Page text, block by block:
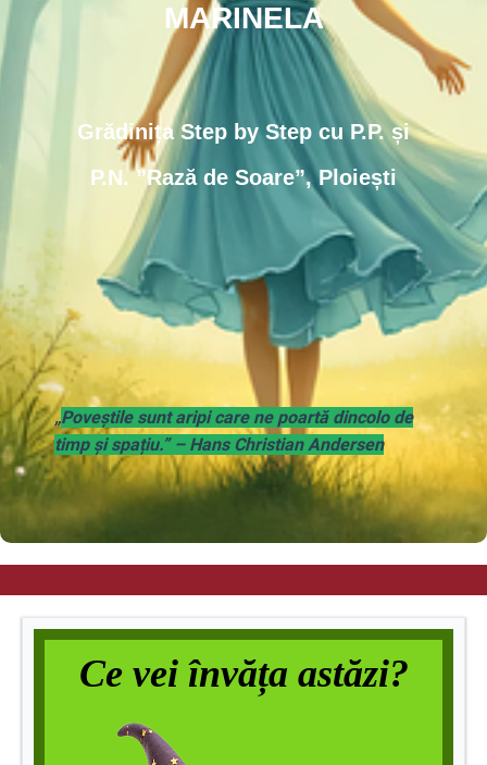
MARINELA
Grădinița Step by Step cu P.P. și
P.N. ”Rază de Soare”, Ploiești
„Poveștile sunt aripi care ne poartă dincolo de
timp și spațiu.” – Hans Christian Andersen
Ce vei învăța astăzi?